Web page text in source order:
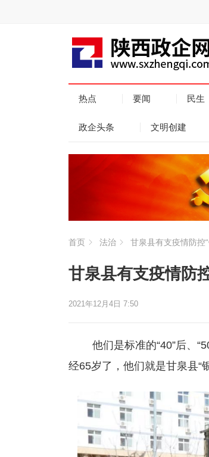
热点 要闻 民生
政企头条 文明创建
首页 法治 甘泉县有支疫情防控
甘泉县有支疫情防
2021年12月4日 7:50
他们是标准的“40”后、
经65岁了，他们就是甘泉县“